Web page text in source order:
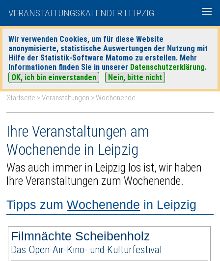
VERANSTALTUNGSKALENDER LEIPZIG
Wir verwenden Cookies, um für diese Website
anonymisierte, statistische Auswertungen der Nutzung mit
Hilfe der Statistik-Software Matomo zu erstellen. Mehr
Informationen finden Sie in unserer Datenschutzerklärung.
OK, ich bin einverstanden
Nein, bitte nicht
heute|morgen| Detaillierte Suche
Startseite >Veranstaltungen > Wochenende
Ihre Veranstaltungen am
Wochenende in Leipzig
Was auch immer in Leipzig los ist, wir haben
Ihre Veranstaltungen zum Wochenende.
Tipps zumWochenende in Leipzig
Filmnächte Scheibenholz
Das Open-Air-Kino- und Kulturfestival